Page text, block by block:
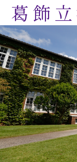
葛飾